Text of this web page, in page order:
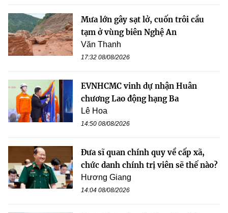
Mưa lớn gây sạt lở, cuốn trôi cầu
tạm ở vùng biên Nghệ An
Văn Thanh
17:32 08/08/2026
EVNHCMC vinh dự nhận Huân
chương Lao động hạng Ba
Lê Hoa
14:50 08/08/2026
Đưa sĩ quan chính quy về cấp xã,
chức danh chính trị viên sẽ thế nào?
Hương Giang
14:04 08/08/2026